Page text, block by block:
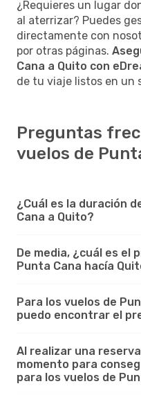
¿Requieres un lugar
al aterrizar? Puedes
directamente con
por otras páginas.
Cana a Quito con
de tu viaje listos en un
Preguntas
vuelos de
¿Cuál es la duración
Cana a Quito?
De media, ¿cuál es el
Punta Cana hacía
Para los vuelos de
puedo encontrar el
Al realizar una
momento para
para los vuelos de